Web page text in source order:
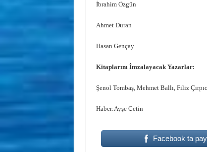
İbrahim Özgün
Ahmet Duran
Hasan Gençay
Kitaplarını İmzalayacak Yazarlar:
Şenol Tombaş, Mehmet Ballı, Filiz
Haber:Ayşe Çetin
Facebook ta